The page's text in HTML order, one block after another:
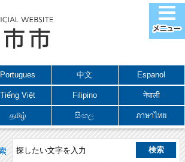
Portugues 中文 Espanol
Tiếng Việt Filipino नेपाली
தமிழ் සිංහල ภาษาไทย